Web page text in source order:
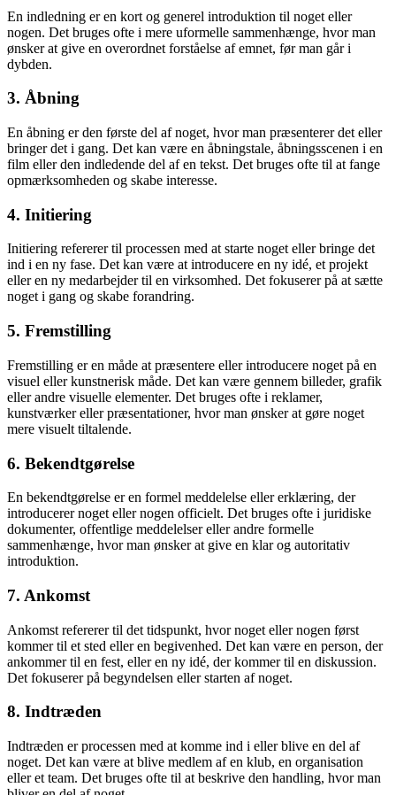
En indledning er en kort og generel introduktion til noget eller
nogen. Det bruges ofte i mere uformelle sammenhænge, hvor man
ønsker at give en overordnet forståelse af emnet, før man går i
dybden.
3. Åbning
En åbning er den første del af noget, hvor man præsenterer det eller
bringer det i gang. Det kan være en åbningstale, åbningsscenen i en
film eller den indledende del af en tekst. Det bruges ofte til at fange
opmærksomheden og skabe interesse.
4. Initiering
Initiering refererer til processen med at starte noget eller bringe det
ind i en ny fase. Det kan være at introducere en ny idé, et projekt
eller en ny medarbejder til en virksomhed. Det fokuserer på at sætte
noget i gang og skabe forandring.
5. Fremstilling
Fremstilling er en måde at præsentere eller introducere noget på en
visuel eller kunstnerisk måde. Det kan være gennem billeder, grafik
eller andre visuelle elementer. Det bruges ofte i reklamer,
kunstværker eller præsentationer, hvor man ønsker at gøre noget
mere visuelt tiltalende.
6. Bekendtgørelse
En bekendtgørelse er en formel meddelelse eller erklæring, der
introducerer noget eller nogen officielt. Det bruges ofte i juridiske
dokumenter, offentlige meddelelser eller andre formelle
sammenhænge, hvor man ønsker at give en klar og autoritativ
introduktion.
7. Ankomst
Ankomst refererer til det tidspunkt, hvor noget eller nogen først
kommer til et sted eller en begivenhed. Det kan være en person, der
ankommer til en fest, eller en ny idé, der kommer til en diskussion.
Det fokuserer på begyndelsen eller starten af noget.
8. Indtræden
Indtræden er processen med at komme ind i eller blive en del af
noget. Det kan være at blive medlem af en klub, en organisation
eller et team. Det bruges ofte til at beskrive den handling, hvor man